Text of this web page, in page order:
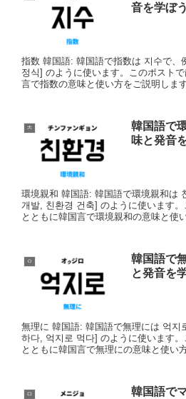
音を学ぼう
指数 韓国語: 韓国語で指数は 지수で、
정식] のように使います。このポスト
言で指数の意味と使い方をご説明します
ㅊ
韓国語で
味と発音
環境親和 韓国語: 韓国語で環境親和は
개발, 친환경 건축] のように使います
とともに韓国言で環境親和の意味と使
ㅇ
韓国語で
と発音を
無理に 韓国語: 韓国語で無理には 억지
하다, 억지로 먹다] のように使います
とともに韓国言で無理にの意味と使い
ㅁ
韓国語で